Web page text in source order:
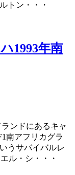
トン・・・
1993年南
ンドにあるキャ
南アフリカグラ
うサバイバルレ
ル・シ・・・